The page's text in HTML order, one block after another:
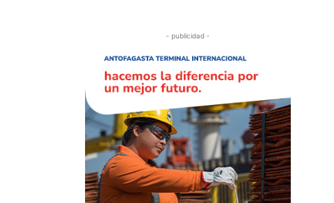
- publicidad -